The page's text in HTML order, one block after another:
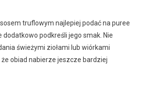
truflowym najlepiej podać na puree
podkreśli jego smak. Nie
świeżymi ziołami lub wiórkami
obiad nabierze jeszcze bardziej